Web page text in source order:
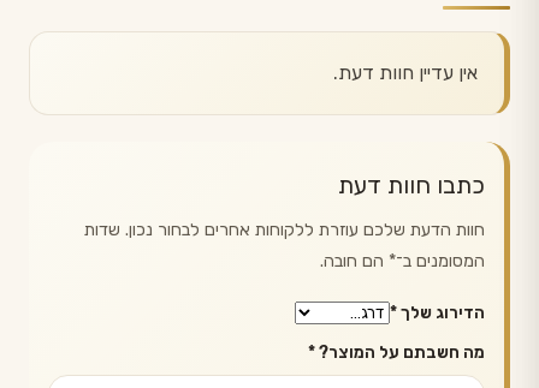
אין עדיין חוות דעת.
כתבו חוות דעת
חוות הדעת שלכם עוזרת ללקוחות אחרים לבחור נכון. שדות
המסומנים ב־* הם חובה.
הדירוג שלך*
מה חשבתם על המוצר?*